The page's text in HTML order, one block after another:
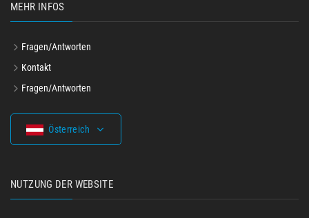
MEHR INFOS
Fragen/Antworten
Kontakt
Fragen/Antworten
Österreich
NUTZUNG DER WEBSITE